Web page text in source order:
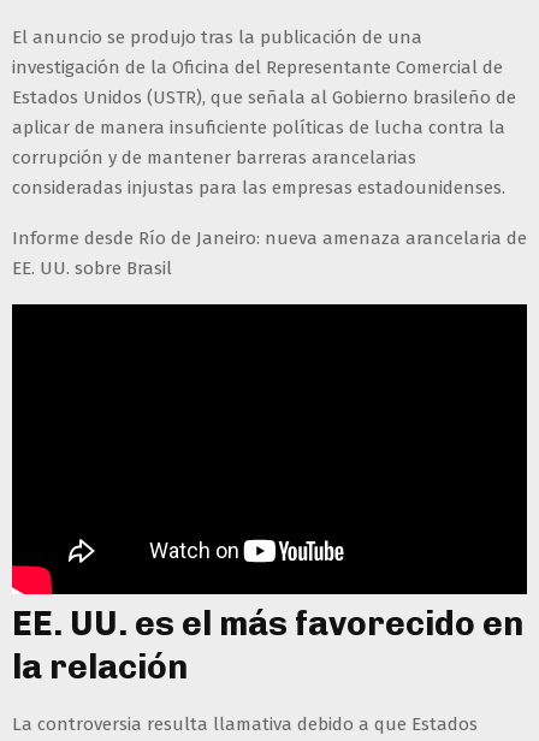
El anuncio se produjo tras la publicación de una
investigación de la Oficina del Representante Comercial de
Estados Unidos (USTR), que señala al Gobierno brasileño de
aplicar de manera insuficiente políticas de lucha contra la
corrupción y de mantener barreras arancelarias
consideradas injustas para las empresas estadounidenses.
Informe desde Río de Janeiro: nueva amenaza arancelaria de
EE. UU. sobre Brasil
EE. UU. es el más favorecido en
la relación
La controversia resulta llamativa debido a que Estados